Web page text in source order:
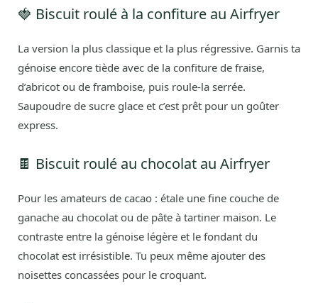
🍓 Biscuit roulé à la confiture au Airfryer
La version la plus classique et la plus régressive. Garnis ta
génoise encore tiède avec de la confiture de fraise,
d’abricot ou de framboise, puis roule-la serrée.
Saupoudre de sucre glace et c’est prêt pour un goûter
express.
🍫 Biscuit roulé au chocolat au Airfryer
Pour les amateurs de cacao : étale une fine couche de
ganache au chocolat ou de pâte à tartiner maison. Le
contraste entre la génoise légère et le fondant du
chocolat est irrésistible. Tu peux même ajouter des
noisettes concassées pour le croquant.